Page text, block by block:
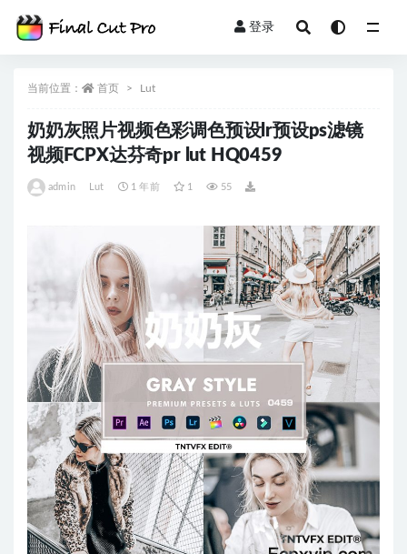
登录
当前位置： 首页 Lut
奶奶灰照片视频色彩调色预设lr预设ps滤镜
视频FCPX达芬奇pr lut HQ0459
admin Lut 1 年前 1 55